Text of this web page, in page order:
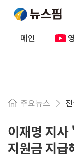
메인
주요뉴스
이재명 지
지원금 지